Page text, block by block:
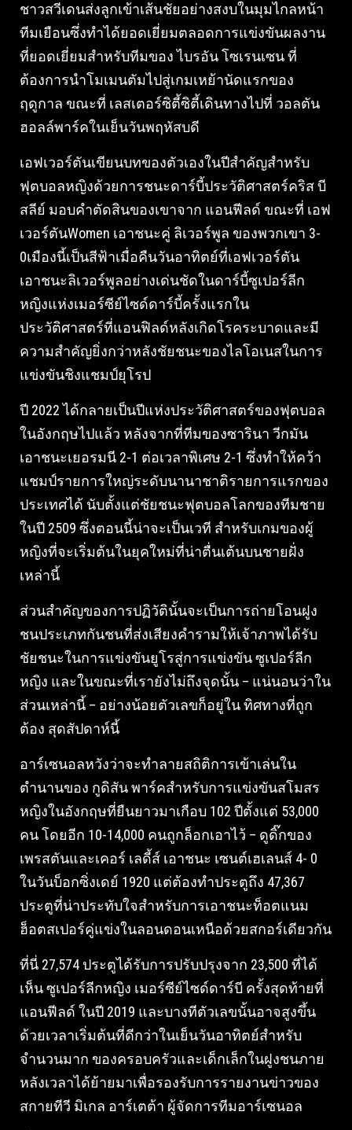
ชาวสวีเดนส่งลูกเข้าเส้นชัยอย่างสงบในมุมไกลหน้า
ทีมเยือนซึ่งทำได้ยอดเยี่ยมตลอดการแข่งขันผลงาน
ที่ยอดเยี่ยมสำหรับทีมของ ไบรอัน โซเรนเซน ที่
ต้องการนำโมเมนตัมไปสู่เกมเหย้านัดแรกของ
ฤดูกาล ขณะที่ เลสเตอร์ซิตี้ซิตี้เดินทางไปที่ วอลตัน
ฮอลล์พาร์คในเย็นวันพฤหัสบดี
เอฟเวอร์ตันเขียนบทของตัวเองในปีสำคัญสำหรับ
ฟุตบอลหญิงด้วยการชนะดาร์บี้ประวัติศาสตร์คริส บี
สลีย์ มอบคำตัดสินของเขาจาก แอนฟีลด์ ขณะที่ เอฟ
เวอร์ตันWomen เอาชนะคู่ ลิเวอร์พูล ของพวกเขา 3-
0เมืองนี้เป็นสีฟ้าเมื่อคืนวันอาทิตย์ที่เอฟเวอร์ตัน
เอาชนะลิเวอร์พูลอย่างเด่นชัดในดาร์บี้ซูเปอร์ลีก
หญิงแห่งเมอร์ซีย์ไซด์ดาร์บี้ครั้งแรกใน
ประวัติศาสตร์ที่แอนฟิลด์หลังเกิดโรคระบาดและมี
ความสำคัญยิ่งกว่าหลังชัยชนะของไลโอเนสในการ
แข่งขันชิงแชมป์ยุโรป
ปี 2022 ได้กลายเป็นปีแห่งประวัติศาสตร์ของฟุตบอล
ในอังกฤษไปแล้ว หลังจากที่ทีมของซารินา วีกมัน
เอาชนะเยอรมนี 2-1 ต่อเวลาพิเศษ 2-1 ซึ่งทำให้คว้า
แชมป์รายการใหญ่ระดับนานาชาติรายการแรกของ
ประเทศได้ นับตั้งแต่ชัยชนะฟุตบอลโลกของทีมชาย
ในปี 2509 ซึ่งตอนนี้น่าจะเป็นเวที สำหรับเกมของผู้
หญิงที่จะเริ่มต้นในยุคใหม่ที่น่าตื่นเต้นบนชายฝั่ง
เหล่านี้
ส่วนสำคัญของการปฏิวัตินั้นจะเป็นการถ่ายโอนฝูง
ชนประเภทกันชนที่ส่งเสียงคำรามให้เจ้าภาพได้รับ
ชัยชนะในการแข่งขันยูโรสู่การแข่งขัน ซูเปอร์ลีก
หญิง และในขณะที่เรายังไม่ถึงจุดนั้น – แน่นอนว่าใน
ส่วนเหล่านี้ – อย่างน้อยตัวเลขก็อยู่ใน ทิศทางที่ถูก
ต้อง สุดสัปดาห์นี้
อาร์เซนอลหวังว่าจะทำลายสถิติการเข้าเล่นใน
ตำนานของ กูดิสัน พาร์คสำหรับการแข่งขันสโมสร
หญิงในอังกฤษที่ยืนยาวมาเกือบ 102 ปีตั้งแต่ 53,000
คน โดยอีก 10-14,000 คนถูกล็อกเอาไว้ – ดูดิ๊กของ
เพรสตันและเคอร์ เลดี้ส์ เอาชนะ เซนต์เฮเลนส์ 4- 0
ในวันบ็อกซิ่งเดย์ 1920 แต่ต้องทำประตูถึง 47,367
ประตูที่น่าประทับใจสำหรับการเอาชนะท็อตแนม
ฮ็อตสเปอร์คู่แข่งในลอนดอนเหนือด้วยสกอร์เดียวกัน
ที่นี่ 27,574 ประตูได้รับการปรับปรุงจาก 23,500 ที่ได้
เห็น ซูเปอร์ลีกหญิง เมอร์ซีย์ไซด์ดาร์บี ครั้งสุดท้ายที่
แอนฟีลด์ ในปี 2019 และบางทีตัวเลขนั้นอาจสูงขึ้น
ด้วยเวลาเริ่มต้นที่ดีกว่าในเย็นวันอาทิตย์สำหรับ
จำนวนมาก ของครอบครัวและเด็กเล็กในฝูงชนภาย
หลังเวลาได้ย้ายมาเพื่อรองรับการรายงานข่าวของ
สกายทีวี มิเกล อาร์เตต้า ผู้จัดการทีมอาร์เซนอล